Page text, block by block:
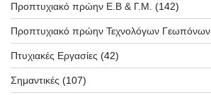
Προπτυχιακό πρώην Ε.Β & Γ.Μ. (142)
Προπτυχιακό πρώην Τεχνολόγων Γεωπόνων
Πτυχιακές Εργασίες (42)
Σημαντικές (107)